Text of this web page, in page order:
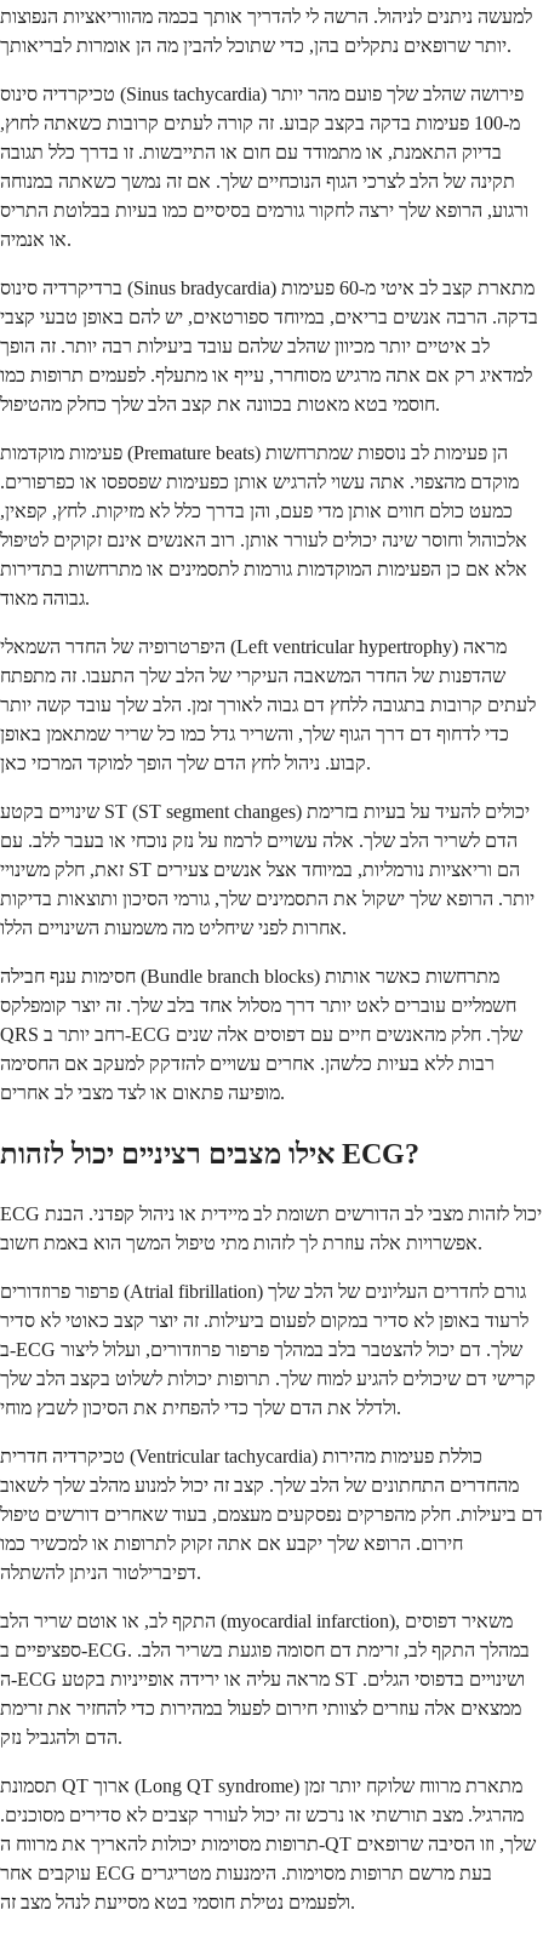
למעשה ניתנים לניהול. הרשה לי להדריך אותך בכמה מהווריאציות הנפוצות
יותר שרופאים נתקלים בהן, כדי שתוכל להבין מה הן אומרות לבריאותך.
טכיקרדיה סינוס (Sinus tachycardia) פירושה שהלב שלך פועם מהר יותר
מ-100 פעימות בדקה בקצב קבוע. זה קורה לעתים קרובות כשאתה לחוץ,
בדיוק התאמנת, או מתמודד עם חום או התייבשות. זו בדרך כלל תגובה
תקינה של הלב לצרכי הגוף הנוכחיים שלך. אם זה נמשך כשאתה במנוחה
ורגוע, הרופא שלך ירצה לחקור גורמים בסיסיים כמו בעיות בבלוטת התריס
או אנמיה.
ברדיקרדיה סינוס (Sinus bradycardia) מתארת קצב לב איטי מ-60 פעימות
בדקה. הרבה אנשים בריאים, במיוחד ספורטאים, יש להם באופן טבעי קצבי
לב איטיים יותר מכיוון שהלב שלהם עובד ביעילות רבה יותר. זה הופך
למדאיג רק אם אתה מרגיש מסוחרר, עייף או מתעלף. לפעמים תרופות כמו
חוסמי בטא מאטות בכוונה את קצב הלב שלך כחלק מהטיפול.
פעימות מוקדמות (Premature beats) הן פעימות לב נוספות שמתרחשות
מוקדם מהצפוי. אתה עשוי להרגיש אותן כפעימות שפספסו או כפרפורים.
כמעט כולם חווים אותן מדי פעם, והן בדרך כלל לא מזיקות. לחץ, קפאין,
אלכוהול וחוסר שינה יכולים לעורר אותן. רוב האנשים אינם זקוקים לטיפול
אלא אם כן הפעימות המוקדמות גורמות לתסמינים או מתרחשות בתדירות
גבוהה מאוד.
היפרטרופיה של החדר השמאלי (Left ventricular hypertrophy) מראה
שהדפנות של החדר המשאבה העיקרי של הלב שלך התעבו. זה מתפתח
לעתים קרובות בתגובה ללחץ דם גבוה לאורך זמן. הלב שלך עובד קשה יותר
כדי לדחוף דם דרך הגוף שלך, והשריר גדל כמו כל שריר שמתאמן באופן
קבוע. ניהול לחץ הדם שלך הופך למוקד המרכזי כאן.
שינויים בקטע ST (ST segment changes) יכולים להעיד על בעיות בזרימת
הדם לשריר הלב שלך. אלה עשויים לרמוז על נזק נוכחי או בעבר ללב. עם
זאת, חלק משינויי ST הם וריאציות נורמליות, במיוחד אצל אנשים צעירים
יותר. הרופא שלך ישקול את התסמינים שלך, גורמי הסיכון ותוצאות בדיקות
אחרות לפני שיחליט מה משמעות השינויים הללו.
חסימות ענף חבילה (Bundle branch blocks) מתרחשות כאשר אותות
חשמליים עוברים לאט יותר דרך מסלול אחד בלב שלך. זה יוצר קומפלקס
QRS רחב יותר ב-ECG שלך. חלק מהאנשים חיים עם דפוסים אלה שנים
רבות ללא בעיות כלשהן. אחרים עשויים להזדקק למעקב אם החסימה
מופיעה פתאום או לצד מצבי לב אחרים.
אילו מצבים רציניים יכול לזהות ECG?
ECG יכול לזהות מצבי לב הדורשים תשומת לב מיידית או ניהול קפדני. הבנת
אפשרויות אלה עוזרת לך לזהות מתי טיפול המשך הוא באמת חשוב.
פרפור פרוזדורים (Atrial fibrillation) גורם לחדרים העליונים של הלב שלך
לרעוד באופן לא סדיר במקום לפעום ביעילות. זה יוצר קצב כאוטי לא סדיר
ב-ECG שלך. דם יכול להצטבר בלב במהלך פרפור פרוזדורים, ועלול ליצור
קרישי דם שיכולים להגיע למוח שלך. תרופות יכולות לשלוט בקצב הלב שלך
ולדלל את הדם שלך כדי להפחית את הסיכון לשבץ מוחי.
טכיקרדיה חדרית (Ventricular tachycardia) כוללת פעימות מהירות
מהחדרים התחתונים של הלב שלך. קצב זה יכול למנוע מהלב שלך לשאוב
דם ביעילות. חלק מהפרקים נפסקעים מעצמם, בעוד שאחרים דורשים טיפול
חירום. הרופא שלך יקבע אם אתה זקוק לתרופות או למכשיר כמו
דפיברילטור הניתן להשתלה.
התקף לב, או אוטם שריר הלב (myocardial infarction), משאיר דפוסים
ספציפיים ב-ECG. במהלך התקף לב, זרימת דם חסומה פוגעת בשריר הלב.
ה-ECG מראה עליה או ירידה אופייניות בקטע ST ושינויים בדפוסי הגלים.
ממצאים אלה עוזרים לצוותי חירום לפעול במהירות כדי להחזיר את זרימת
הדם ולהגביל נזק.
תסמונת QT ארוך (Long QT syndrome) מתארת מרווח שלוקח יותר זמן
מהרגיל. מצב תורשתי או נרכש זה יכול לעורר קצבים לא סדירים מסוכנים.
תרופות מסוימות יכולות להאריך את מרווח ה-QT שלך, וזו הסיבה שרופאים
עוקבים אחר ECG בעת מרשם תרופות מסוימות. הימנעות מטריגרים
ולפעמים נטילת חוסמי בטא מסייעת לנהל מצב זה.